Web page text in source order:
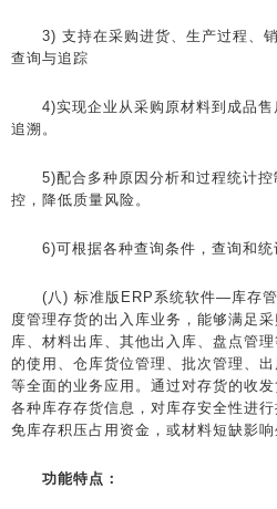
3) 支持在采购进货、生产过程、销
查询与追踪
4)实现企业从采购原材料到成品售
追溯。
5)配合多种原因分析和过程统计控
控，降低质量风险。
6)可根据各种查询条件，查询和统
(八) 标准版ERP系统软件—库存管
度管理存货的出入库业务，能够满足
库、材料出库、其他出入库、盘点管
的使用、仓库货位管理、批次管理、
等全面的业务应用。通过对存货的收
各种库存存货信息，对库存安全性进
免库存积压占用资金，或材料短缺影响
功能特点：